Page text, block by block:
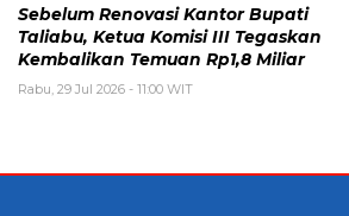
Sebelum Renovasi Kantor Bupati
Taliabu, Ketua Komisi III Tegaskan
Kembalikan Temuan Rp1,8 Miliar
Rabu, 29 Jul 2026 - 11:00 WIT